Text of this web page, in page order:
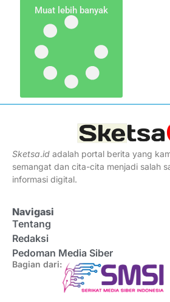
Muat lebih banyak
Sketsa.id adalah portal berita yang
semangat dan cita-cita menjadi salah
informasi digital.
Navigasi
Tentang
Redaksi
Pedoman Media Siber
Bagian dari: